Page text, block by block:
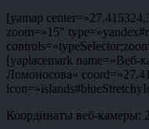
[yamap
zoom=»15″
[yaplacemark name=»Веб-
Ломоносова»
Координаты веб-камеры: